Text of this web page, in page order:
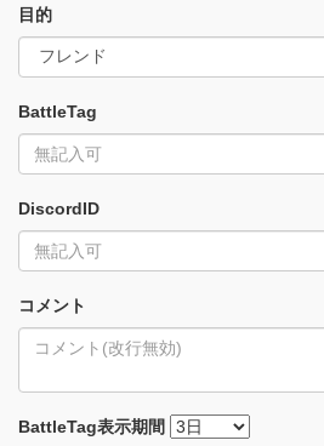
目的
BattleTag
DiscordID
コメント
BattleTag表示期間